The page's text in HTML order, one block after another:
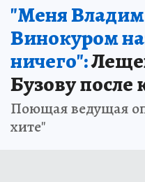
"Меня
Винокуром
ничего":
Бузову после
Поющая ведущая
хите"